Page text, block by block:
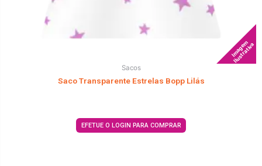
Imagem
Ilustrativa
Sacos
Saco Transparente Estrelas Bopp Lilás
EFETUE O LOGIN PARA COMPRAR